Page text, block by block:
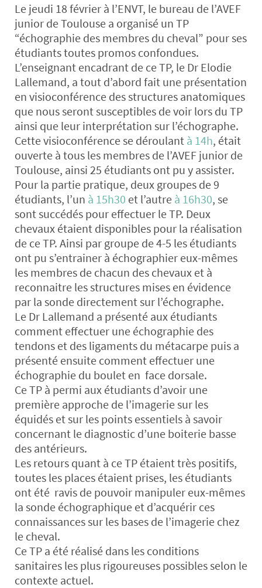
Le jeudi 18 février à l’ENVT, le bureau de l’AVEF
junior de Toulouse a organisé un TP
“échographie des membres du cheval” pour ses
étudiants toutes promos confondues.
L’enseignant encadrant de ce TP, le Dr Elodie
Lallemand, a tout d’abord fait une présentation
en visioconférence des structures anatomiques
que nous seront susceptibles de voir lors du TP
ainsi que leur interprétation sur l’échographe.
Cette visioconférence se déroulant à 14h, était
ouverte à tous les membres de l’AVEF junior de
Toulouse, ainsi 25 étudiants ont pu y assister.
Pour la partie pratique, deux groupes de 9
étudiants, l’un à 15h30 et l’autre à 16h30, se
sont succédés pour effectuer le TP. Deux
chevaux étaient disponibles pour la réalisation
de ce TP. Ainsi par groupe de 4-5 les étudiants
ont pu s’entrainer à échographier eux-mêmes
les membres de chacun des chevaux et à
reconnaitre les structures mises en évidence
par la sonde directement sur l’échographe.
Le Dr Lallemand a présenté aux étudiants
comment effectuer une échographie des
tendons et des ligaments du métacarpe puis a
présenté ensuite comment effectuer une
échographie du boulet en face dorsale.
Ce TP à permi aux étudiants d’avoir une
première approche de l’imagerie sur les
équidés et sur les points essentiels à savoir
concernant le diagnostic d’une boiterie basse
des antérieurs.
Les retours quant à ce TP étaient très positifs,
toutes les places étaient prises, les étudiants
ont été ravis de pouvoir manipuler eux-mêmes
la sonde échographique et d’acquérir ces
connaissances sur les bases de l’imagerie chez
le cheval.
Ce TP a été réalisé dans les conditions
sanitaires les plus rigoureuses possibles selon le
contexte actuel.